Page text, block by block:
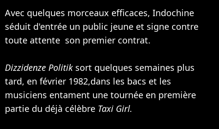
Avec quelques morceaux efficaces, Indochine
séduit d'entrée un public jeune et signe contre
toute attente son premier contrat.
Dizzidenze Politik sort quelques semaines plus
tard, en février 1982,dans les bacs et les
musiciens entament une tournée en première
partie du déjà célèbre Taxi Girl.